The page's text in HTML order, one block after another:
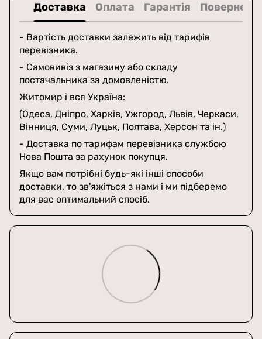
Доставка Оплата Гарантія
- Вартість доставки залежить від тарифів
перевізника.
- Самовивіз з магазину або складу
постачальника за домовленістю.
Житомир і вся Україна:
(Одеса, Дніпро, Харків, Ужгород, Львів, Черкаси,
Вінниця, Суми, Луцьк, Полтава, Херсон та ін.)
- Доставка по тарифам перевізника службою
Нова Пошта за рахунок покупця.
Якщо вам потрібні будь-які інші способи
доставки, то зв'яжіться з нами і ми підберемо
для вас оптимальний спосіб.